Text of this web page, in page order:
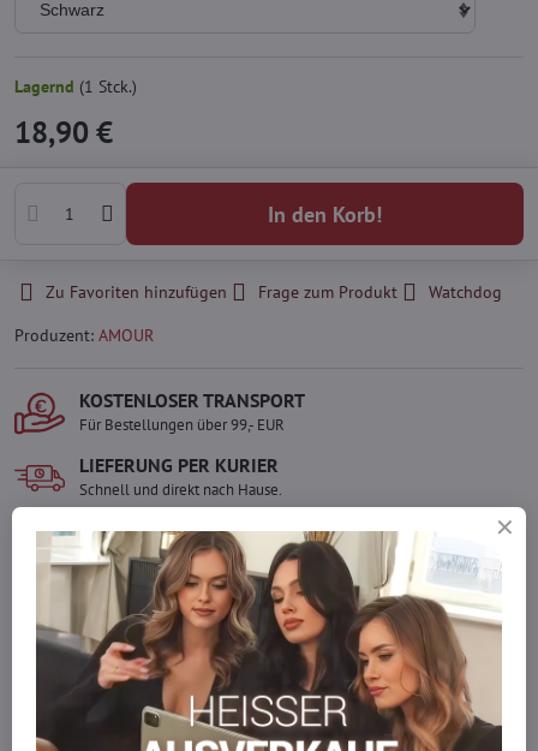
Lagernd (1 Stck.)
18,90 €
In den Korb!
Zu Favoriten hinzufügen Frage zum Produkt
Watchdog
Produzent: AMOUR
KOSTENLOSER TRANSPORT
Für Bestellungen über 99,- EUR
LIEFERUNG PER KURIER
Schnell und direkt nach Hause.
SICHERE ZAHLUNGEN
Gesicherte Online-Zahlungen
Ware auf Lager
Wir versenden sofort
Werden Sie Teil von everlady
Werden Sie Teil von everlady und genießen Sie einen 5 %
Mitgliedervorteilbei jedem Einkauf.
Der Vorteil wird automatisch im Warenkorb angewendet.